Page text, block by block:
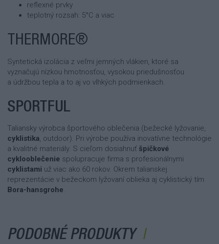
reflexné prvky
teplotný rozsah: 5°C a viac
THERMORE®
Syntetická izolácia z veľmi jemných vlákien, ktoré sa
vyznačujú nízkou hmotnosťou, vysokou priedušnosťou
a údržbou tepla a to aj vo vlhkých podmienkach.
SPORTFUL
Taliansky výrobca športového oblečenia (bežecké lyžovanie,
cyklistika, outdoor). Pri výrobe používa inovatívne technológie
a kvalitné materiály. S cieľom dosiahnuť špičkové
cyklooblečenie spolupracuje firma s profesionálnymi
cyklistami už viac ako 60 rokov. Okrem talianskej
reprezentácie v bežeckom lyžovaní oblieka aj cyklistický tím
Bora-hansgrohe.
PODOBNÉ PRODUKTY